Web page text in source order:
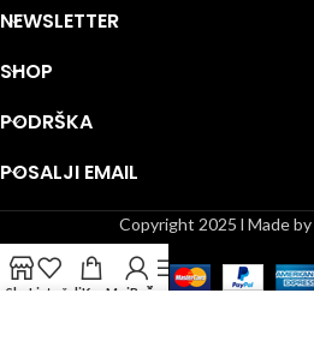
NEWSLETTER
SHOP
PODRŠKA
POSALJI EMAIL
Copyright 2025 l Made by
ShopLista željaKorpaMoj račun
Bočna Traka